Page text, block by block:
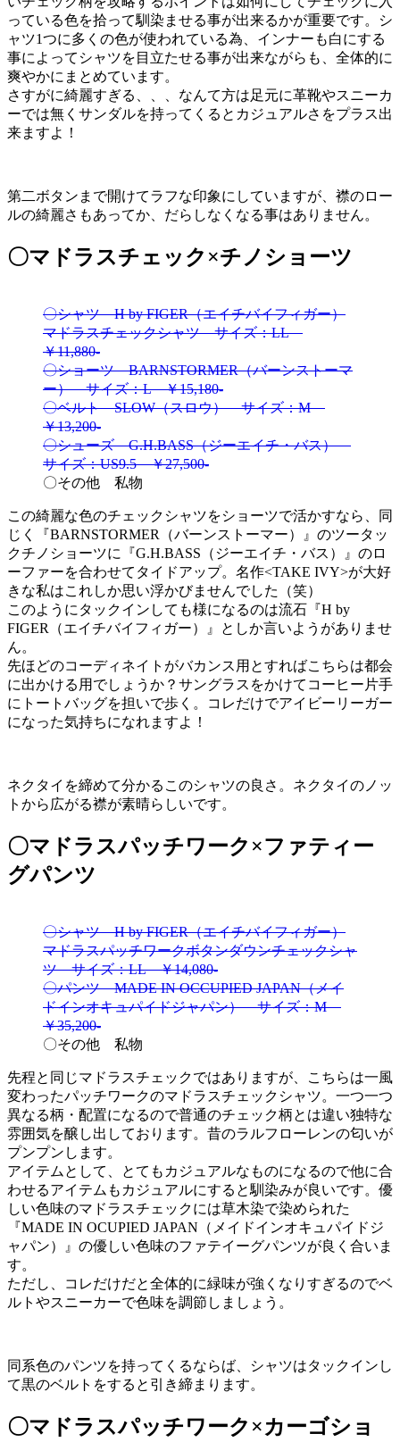
っている色を拾って馴染ませる事が出来るかが重要です。シ
ャツ1つに多くの色が使われている為、インナーも白にする
事によってシャツを目立たせる事が出来ながらも、全体的に
爽やかにまとめています。
さすがに綺麗すぎる、、、なんて方は足元に革靴やスニーカ
ーでは無くサンダルを持ってくるとカジュアルさをプラス出
来ますよ！
第二ボタンまで開けてラフな印象にしていますが、襟のロー
ルの綺麗さもあってか、だらしなくなる事はありません。
〇マドラスチェック×チノショーツ
〇シャツ H by FIGER（エイチバイフィガー）
マドラスチェックシャツ サイズ：LL
￥11,880-
〇ショーツ BARNSTORMER（バーンストーマ
ー） サイズ：L ￥15,180-
〇ベルト SLOW（スロウ） サイズ：M
￥13,200-
〇シューズ G.H.BASS（ジーエイチ・バス）
サイズ：US9.5 ￥27,500-
〇その他 私物
この綺麗な色のチェックシャツをショーツで活かすなら、同
じく『BARNSTORMER（バーンストーマー）』のツータッ
クチノショーツに『G.H.BASS（ジーエイチ・バス）』のロ
ーファーを合わせてタイドアップ。名作<TAKE IVY>が大好
きな私はこれしか思い浮かびませんでした（笑）
このようにタックインしても様になるのは流石『H by
FIGER（エイチバイフィガー）』としか言いようがありませ
ん。
先ほどのコーディネイトがバカンス用とすればこちらは都会
に出かける用でしょうか？サングラスをかけてコーヒー片手
にトートバッグを担いで歩く。コレだけでアイビーリーガー
になった気持ちになれますよ！
ネクタイを締めて分かるこのシャツの良さ。ネクタイのノッ
トから広がる襟が素晴らしいです。
〇マドラスパッチワーク×ファティー
グパンツ
〇シャツ H by FIGER（エイチバイフィガー）
マドラスパッチワークボタンダウンチェックシャ
ツ サイズ：LL ￥14,080-
〇パンツ MADE IN OCCUPIED JAPAN（メイ
ドインオキュパイドジャパン） サイズ：M
￥35,200-
〇その他 私物
先程と同じマドラスチェックではありますが、こちらは一風
変わったパッチワークのマドラスチェックシャツ。一つ一つ
異なる柄・配置になるので普通のチェック柄とは違い独特な
雰囲気を醸し出しております。昔のラルフローレンの匂いが
プンプンします。
アイテムとして、とてもカジュアルなものになるので他に合
わせるアイテムもカジュアルにすると馴染みが良いです。優
しい色味のマドラスチェックには草木染で染められた
『MADE IN OCUPIED JAPAN（メイドインオキュパイドジ
ャパン）』の優しい色味のファテイーグパンツが良く合いま
す。
ただし、コレだけだと全体的に緑味が強くなりすぎるのでベ
ルトやスニーカーで色味を調節しましょう。
同系色のパンツを持ってくるならば、シャツはタックインし
て黒のベルトをすると引き締まります。
〇マドラスパッチワーク×カーゴショ